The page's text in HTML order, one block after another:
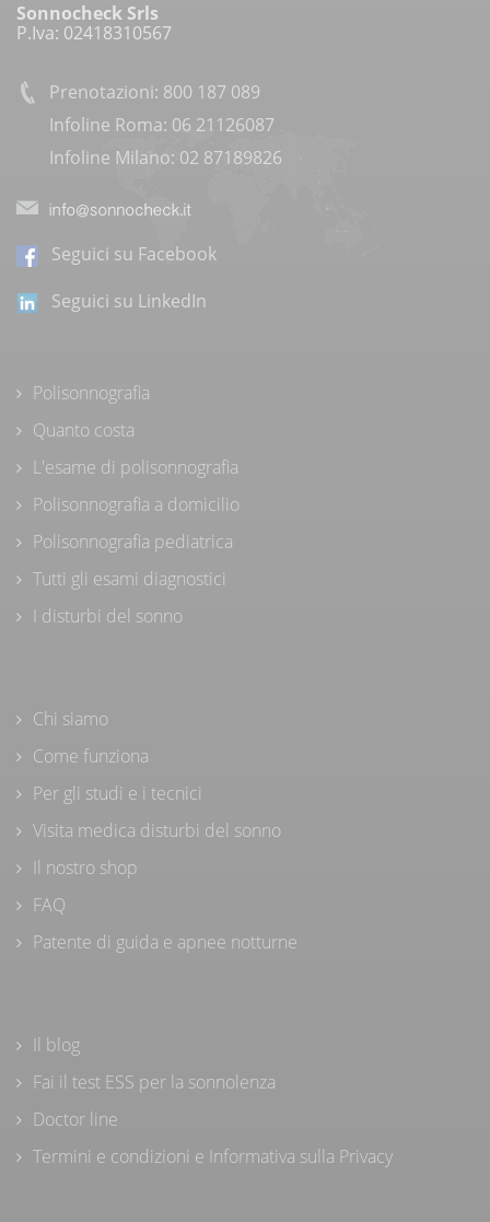
Sonnocheck Srls
P.Iva: 02418310567
Prenotazioni: 800 187 089
Infoline Roma: 06 21126087
Infoline Milano: 02 87189826
Seguici su Facebook
Seguici su LinkedIn
Polisonnografia
Quanto costa
L'esame di polisonnografia
Polisonnografia a domicilio
Polisonnografia pediatrica
Tutti gli esami diagnostici
I disturbi del sonno
Chi siamo
Come funziona
Per gli studi e i tecnici
Visita medica disturbi del sonno
Il nostro shop
FAQ
Patente di guida e apnee notturne
Il blog
Fai il test ESS per la sonnolenza
Doctor line
Termini e condizioni e Informativa sulla Privacy